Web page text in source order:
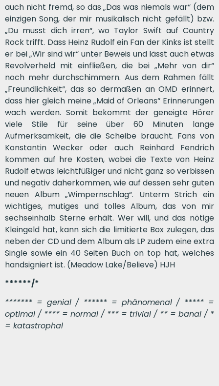
auch nicht fremd, so das „Das was niemals war“ (dem
einzigen Song, der mir musikalisch nicht gefällt) bzw.
„Du musst dich irren“, wo Taylor Swift auf Country
Rock trifft. Dass Heinz Rudolf ein Fan der Kinks ist stellt
er bei „Wir sind wir“ unter Beweis und lässt auch etwas
Revolverheld mit einfließen, die bei „Mehr von dir“
noch mehr durchschimmern. Aus dem Rahmen fällt
„Freundlichkeit“, das so dermaßen an OMD erinnert,
dass hier gleich meine „Maid of Orleans“ Erinnerungen
wach werden. Somit bekommt der geneigte Hörer
viele Stile für seine über 60 Minuten lange
Aufmerksamkeit, die die Scheibe braucht. Fans von
Konstantin Wecker oder auch Reinhard Fendrich
kommen auf hre Kosten, wobei die Texte von Heinz
Rudolf etwas leichtfüßiger und nicht ganz so verbissen
und negativ daherkommen, wie auf dessen sehr guten
neuen Album „Wimpernschlag“. Unterm Strich ein
wichtiges, mutiges und tolles Album, das von mir
sechseinhalb Sterne erhält. Wer will, und das nötige
Kleingeld hat, kann sich die limitierte Box zulegen, das
neben der CD und dem Album als LP zudem eine extra
Single sowie ein 40 Seiten Buch on top hat, welches
handsigniert ist. (Meadow Lake/Believe) HJH
******/*
******* = genial / ****** = phänomenal / ***** =
optimal / **** = normal / *** = trivial / ** = banal / *
= katastrophal